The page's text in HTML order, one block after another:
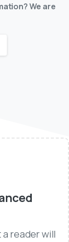
We are
reader will